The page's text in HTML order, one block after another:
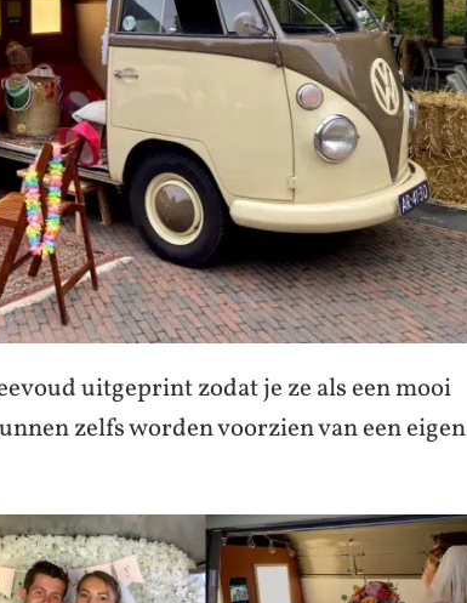
uitgeprint zodat je ze als een mooi
zelfs worden voorzien van een eigen